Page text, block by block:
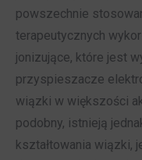
powszechnie
terapeutycznych
jonizujące, które jest
przyspieszacze
wiązki w większości
podobny, istnieją
kształtowania wiązki,